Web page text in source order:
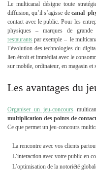
Le multicanal désigne toute
diffusion, qu’il s’agisse de canal
contact avec le public. Pour les
physiques – marques de grande
restaurants par exemple – le
l’évolution des technologies du
lien étroit et immédiat avec le
sur mobile, ordinateur, en magasin et
Les avantages du
Organiser un jeu-concours
multiplication des points de contact
Ce que permet un jeu-concours
La rencontre avec vos clients
L’interaction avec votre public en
L’optimisation de la notoriété